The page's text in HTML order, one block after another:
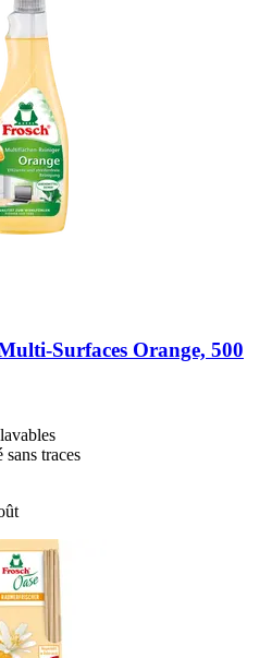
​Surfaces Orange, 500
traces